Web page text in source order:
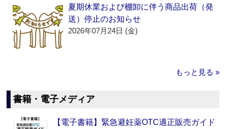
夏期休業および棚卸に伴う商品出荷（発
送）停止のお知らせ
2026年07月24日 (金)
もっと見る »
書籍・電子メディア
【電子書籍】緊急避妊薬OTC適正販売ガイド